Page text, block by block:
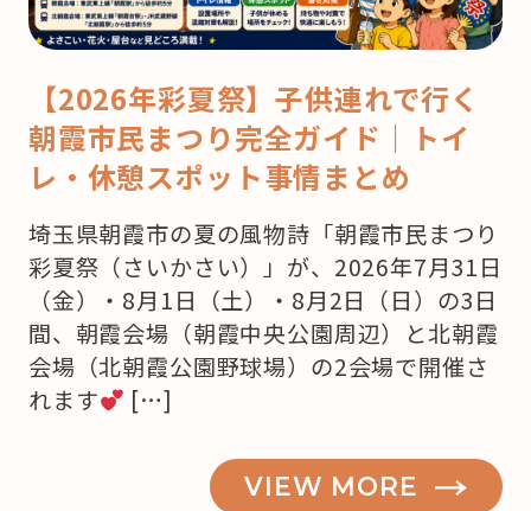
【2026年彩夏祭】子供連れで行く
朝霞市民まつり完全ガイド｜トイ
レ・休憩スポット事情まとめ
埼玉県朝霞市の夏の風物詩「朝霞市民まつり
彩夏祭（さいかさい）」が、2026年7月31日
（金）・8月1日（土）・8月2日（日）の3日
間、朝霞会場（朝霞中央公園周辺）と北朝霞
会場（北朝霞公園野球場）の2会場で開催さ
れます
[…]
VIEW MORE